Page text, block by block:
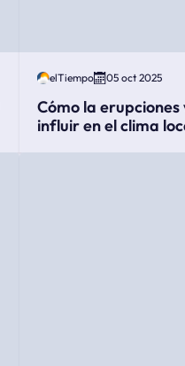
elTiempo 05 oct 2025
Cómo la
influir en el clima